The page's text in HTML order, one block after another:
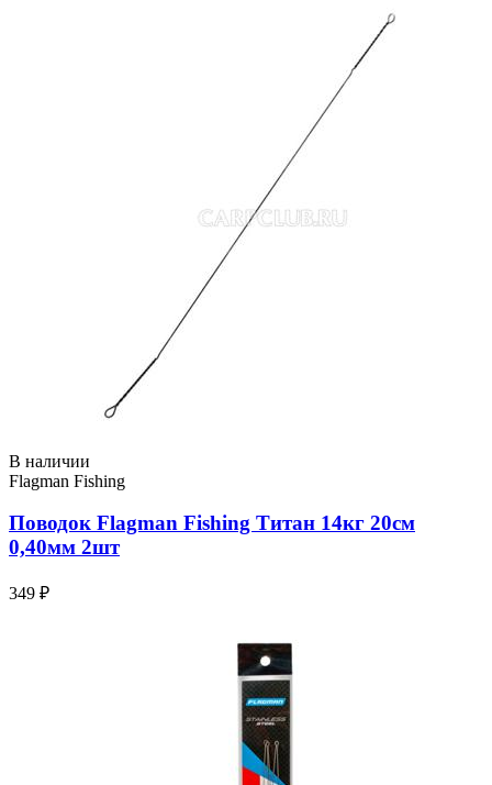
В наличии
Flagman Fishing
Поводок Flagman Fishing Титан 14кг 20см
0,40мм 2шт
349 ₽